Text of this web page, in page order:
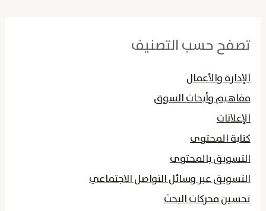
تصفح حسب التصنيف
الإدارة والأعمال
مفاهيم وأبحاث السوق
الإعلانات
كتابة المحتوى
التسويق بالمحتوى
التسويق عبر وسائل التواصل الاجتماعي
تحسين محركات البحث